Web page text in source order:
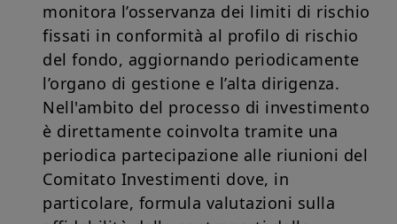
monitora l’osservanza dei limiti di rischio
fissati in conformità al profilo di rischio
del fondo, aggiornando periodicamente
l’organo di gestione e l’alta dirigenza.
Nell'ambito del processo di investimento
è direttamente coinvolta tramite una
periodica partecipazione alle riunioni del
Comitato Investimenti dove, in
particolare, formula valutazioni sulla
essere.
Prima dell'adesione ad un'offerta di servizi di investimento, il
proponente l'investimento deve consegnare al potenziale
sottoscrittore ogni documento previsto dalla normativa di
tempo in tempo vigente; il potenziale sottoscrittore deve
leggere con estrema attenzione la documentazione ricevuta
prima di effettuare una qualsivoglia scelta d'investimento.
In virtù delle leggi contro il riciclaggio di denaro, all'atto della
può essere richiesto di fornire documenti aggiuntivi di
identificazione. I dettagli concernenti tali regole sono riportati
nel Prospetto o nei documenti legali relativi all'investimento.
Le performance passate non sono indicative di pari rendimenti